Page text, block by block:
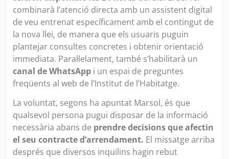
combinarà l’atenció directa amb un assistent digital
de veu entrenat específicament amb el contingut de
la nova llei, de manera que els usuaris puguin
plantejar consultes concretes i obtenir orientació
immediata. Paral·lelament, també s’habilitarà un
canal de WhatsApp i un espai de preguntes
freqüents al web de l’Institut de l’Habitatge.
La voluntat, segons ha apuntat Marsol, és que
qualsevol persona pugui disposar de la informació
necessària abans de prendre decisions que afectin
el seu contracte d’arrendament. El missatge arriba
després que diversos inquilins hagin rebut